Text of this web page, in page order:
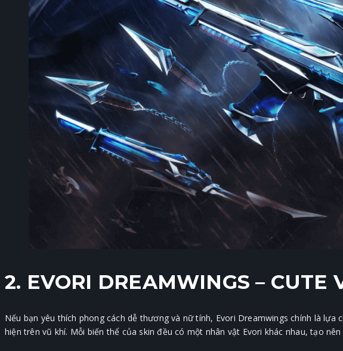
2. EVORI DREAMWINGS – CUTE
Nếu bạn yêu thích phong cách dễ thương và nữ tính, Evori Dreamwings chính là
hiện trên vũ khí. Mỗi biến thể của skin đều có một nhân vật Evori khác nhau, tạo